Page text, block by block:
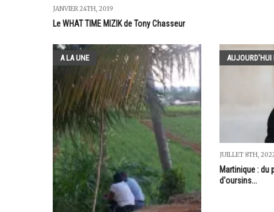
JANVIER 24TH, 2019
Le WHAT TIME MIZIK de Tony Chasseur
A LA UNE AUJOURD'HUI
JUILLET 8TH,
Martinique : du
d'oursins...